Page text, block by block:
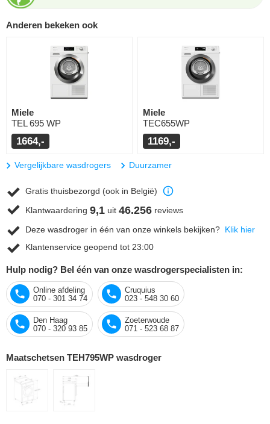
Anderen bekeken ook
Miele
TEL 695 WP
1664,-
Miele
TEC655WP
1169,-
Vergelijkbare wasdrogers Duurzamer
Gratis thuisbezorgd (ook in België)
Klantwaardering 9,1 uit 46.256 reviews
Deze wasdroger in één van onze winkels bekijken? Klik hier
Klantenservice geopend tot 23:00
Hulp nodig? Bel één van onze wasdrogerspecialisten in:
Online afdeling
070 - 301 34 74
Cruquius
023 - 548 30 60
Den Haag
070 - 320 93 85
Zoeterwoude
071 - 523 68 87
Maatschetsen TEH795WP wasdroger